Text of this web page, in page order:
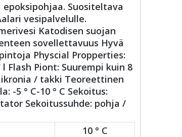
Suositeltava
vesipalvelulle.
Katodisen suojan
sovellettavuus Hyvä
Physcial Propperties:
Flash Piont: Suurempi kuin 8
/ takki Teoreettinen
-5 ° C-10 ° C Sekoitus:
Sekoitussuhde: pohja /
10 ° C